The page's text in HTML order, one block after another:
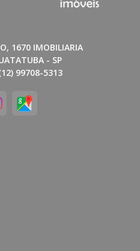
1670 IMOBILIARIA
- SP
99708-5313